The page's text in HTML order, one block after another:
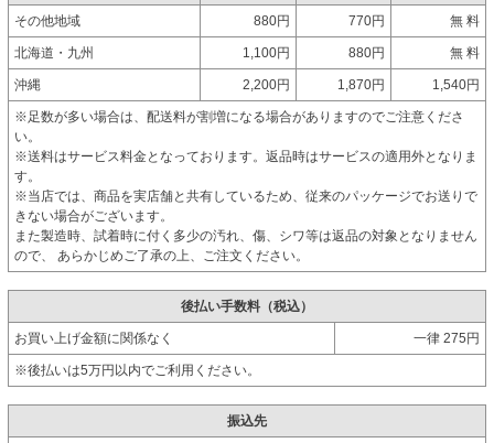
その他地域 880円 770円 無 料
北海道・九州 1,100円 880円 無 料
沖縄 2,200円 1,870円 1,540円
※足数が多い場合は、配送料が割増になる場合がありますのでご注意くださ
い。
※送料はサービス料金となっております。返品時はサービスの適用外となりま
す。
※当店では、商品を実店舗と共有しているため、従来のパッケージでお送りで
きない場合がございます。
また製造時、試着時に付く多少の汚れ、傷、シワ等は返品の対象となりません
ので、 あらかじめご了承の上、ご注文ください。
後払い手数料（税込）
お買い上げ金額に関係なく 一律 275円
※後払いは5万円以内でご利用ください。
振込先